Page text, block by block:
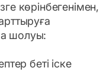
көрінбегенімен,
шолуы:
беті іске